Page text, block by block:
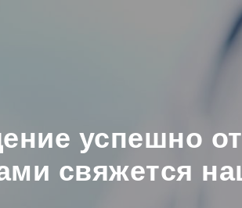
успешно
свяжется